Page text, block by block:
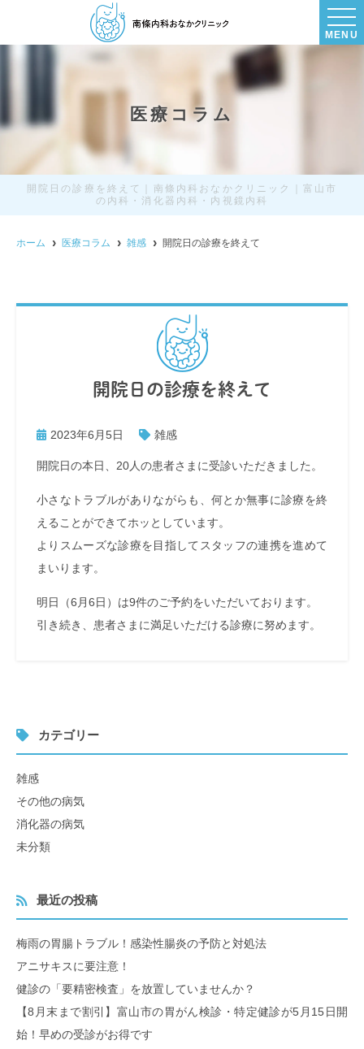
MENU
医療コラム
開院日の診療を終えて｜南條内科おなかクリニック｜富山市
の内科・消化器内科・内視鏡内科
ホーム 医療コラム 雑感 開院日の診療を終えて
開院日の診療を終えて
2023年6月5日 雑感
開院日の本日、20人の患者さまに受診いただきました。
小さなトラブルがありながらも、何とか無事に診療を終
えることができてホッとしています。
よりスムーズな診療を目指してスタッフの連携を進めて
まいります。
明日（6月6日）は9件のご予約をいただいております。
引き続き、患者さまに満足いただける診療に努めます。
カテゴリー
雑感
その他の病気
消化器の病気
未分類
最近の投稿
梅雨の胃腸トラブル！感染性腸炎の予防と対処法
アニサキスに要注意！
健診の「要精密検査」を放置していませんか？
【8月末まで割引】富山市の胃がん検診・特定健診が5月15日開
始！早めの受診がお得です